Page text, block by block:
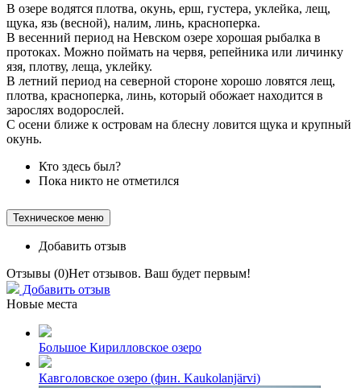
В озере водятся плотва, окунь, ерш, густера, уклейка, лещ,
щука, язь (весной), налим, линь, красноперка.
В весенний период на Невском озере хорошая рыбалка в
протоках. Можно поймать на червя, репейника или личинку
язя, плотву, леща, уклейку.
В летний период на северной стороне хорошо ловятся лещ,
плотва, красноперка, линь, который обожает находится в
зарослях водорослей.
С осени ближе к островам на блесну ловится щука и крупный
окунь.
Кто здесь был?
Пока никто не отметился
Техническое меню
Добавить отзыв
Отзывы (0)Нет отзывов. Ваш будет первым!
Добавить отзыв
Новые места
Большое Кирилловское озеро
Кавголовское озеро (фин. Kaukolanjärvi)